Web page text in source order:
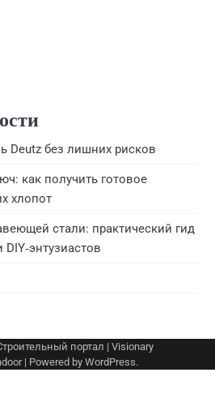
Deutz без лишних рисков
как получить готовое
хлопот
стали: практический гид
портал | Visionary
| Powered by WordPress.